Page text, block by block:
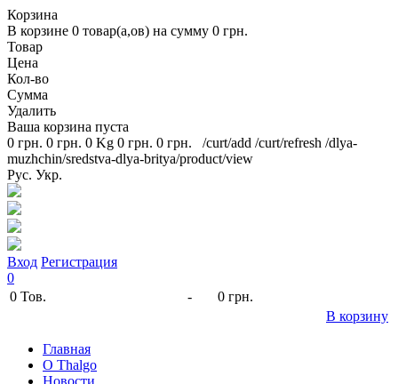
Корзина
В корзине 0 товар(а,ов) на сумму 0 грн.
Товар
Цена
Кол-во
Сумма
Удалить
Ваша корзина пуста
0 грн. 0 грн. 0 Kg 0 грн. 0 грн. /curt/add /curt/refresh /dlya-
muzhchin/sredstva-dlya-britya/product/view
Рус. Укр.
Вход Регистрация
0
0 Тов. -
0 грн.
В корзину
Главная
O Thalgo
Новости